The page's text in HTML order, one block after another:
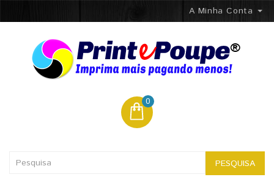
A Minha Conta
0
PESQUISA